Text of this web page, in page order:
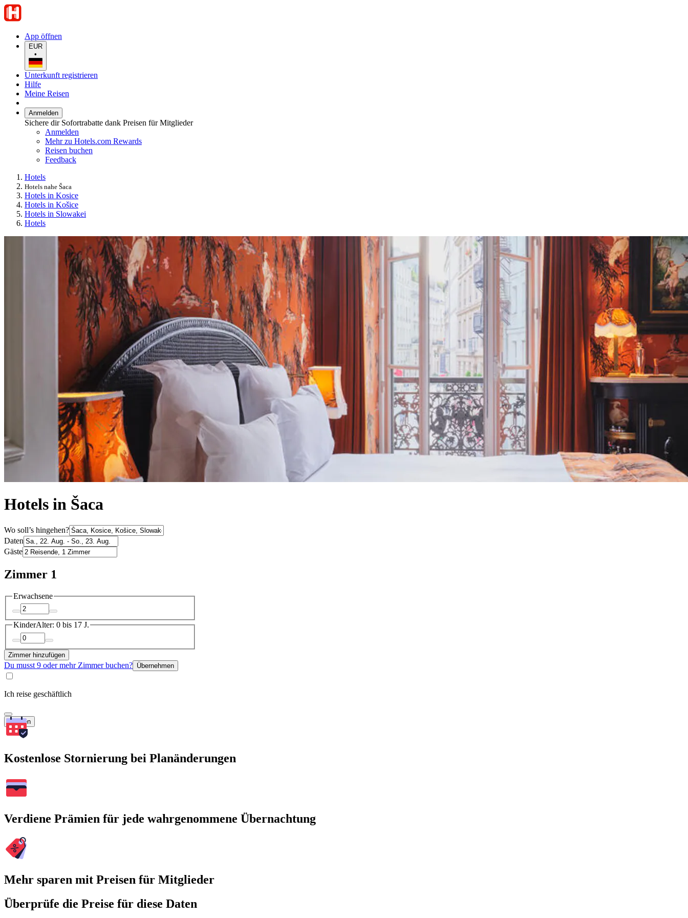
App öffnen
EUR
•
Unterkunft registrieren
Hilfe
Meine Reisen
Anmelden
Sichere dir Sofortrabatte dank Preisen für Mitglieder
Anmelden
Mehr zu Hotels.com Rewards
Reisen buchen
Feedback
Hotels
Hotels nahe Šaca
Hotels in Kosice
Hotels in Košice
Hotels in Slowakei
Hotels
Hotels in Šaca
Wo soll’s hingehen?
Daten
Gäste
Zimmer 1
Erwachsene
KinderAlter: 0 bis 17 J.
Zimmer hinzufügen
Du musst 9 oder mehr Zimmer buchen? Übernehmen
Ich reise geschäftlich
Suchen
Kostenlose Stornierung bei Planänderungen
Verdiene Prämien für jede wahrgenommene Übernachtung
Mehr sparen mit Preisen für Mitglieder
Überprüfe die Preise für diese Daten